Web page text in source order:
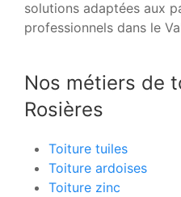
solutions adaptées aux
professionnels dans le
Nos métiers de
Rosières
Toiture tuiles
Toiture ardoises
Toiture zinc